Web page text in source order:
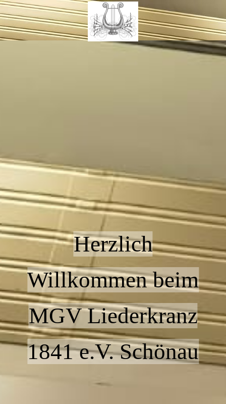
Herzlich
Willkommen beim
MGV Liederkranz
1841 e.V. Schönau